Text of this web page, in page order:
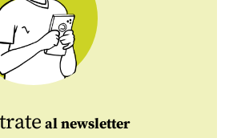
al newsletter